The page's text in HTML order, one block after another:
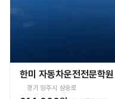
한미 자동차운전전문학원
경기 양주시 삼숭로